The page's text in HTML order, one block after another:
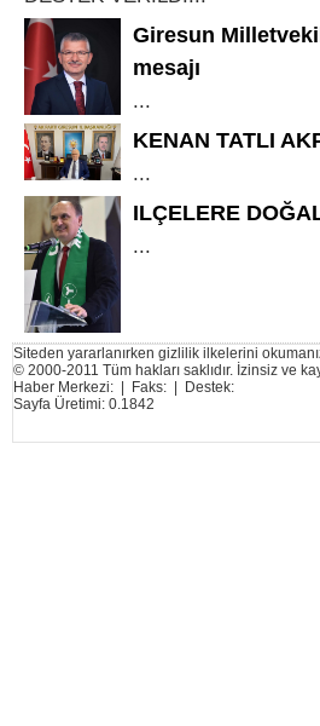
Giresun
mesajı
...
KENAN TATLI
...
ILÇELERE
...
Siteden yararlanırken gizlilik ilkelerini
© 2000-2011 Tüm hakları saklıdır. İzinsiz ve
Haber Merkezi: | Faks: | Destek:
Sayfa Üretimi: 0.1842